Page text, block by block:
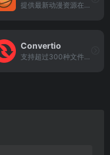
提供最新动漫资源在线观看，画质高播放速度快
Convertio
支持超过300种文件格式转换的在线工具